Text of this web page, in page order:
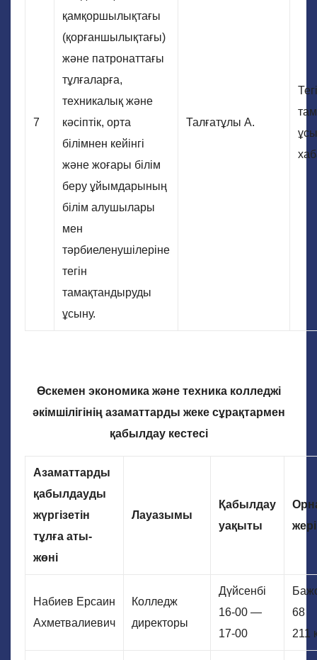
7
қамқоршылықтағы
(қорғаншылықтағы)
және патронаттағы
тұлғаларға,
техникалық және
кәсіптік, орта
білімнен кейінгі
және жоғары білім
беру ұйымдарының
білім алушылары
мен
тәрбиеленушілеріне
тегін
тамақтандыруды
ұсыну.
Талғатұлы А.
Өскемен экономика және техника колледжі
әкімшілігінің азаматтарды жеке сұрақтармен
қабылдау кестесі
Азаматтарды
қабылдауды
жүргізетін
тұлға аты-
жөні
Лауазымы
Қабылдау
уақыты
жері
Набиев Ерсаин
Ахметвалиевич
Колледж
директоры
Дүйсенбі
16-00 —
17-00
68
211